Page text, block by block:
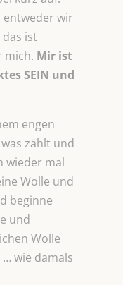
entweder wir
ist
mich. Mir ist
SEIN und
engen
zählt und
wieder mal
Wolle und
beginne
und
Wolle
wie damals